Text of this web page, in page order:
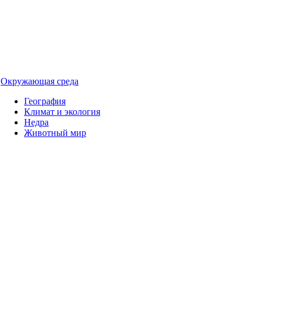
Окружающая среда
География
Климат и экология
Недра
Животный мир